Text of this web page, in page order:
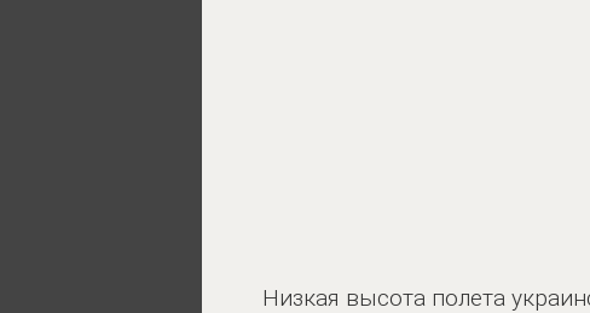
Низкая высота полета